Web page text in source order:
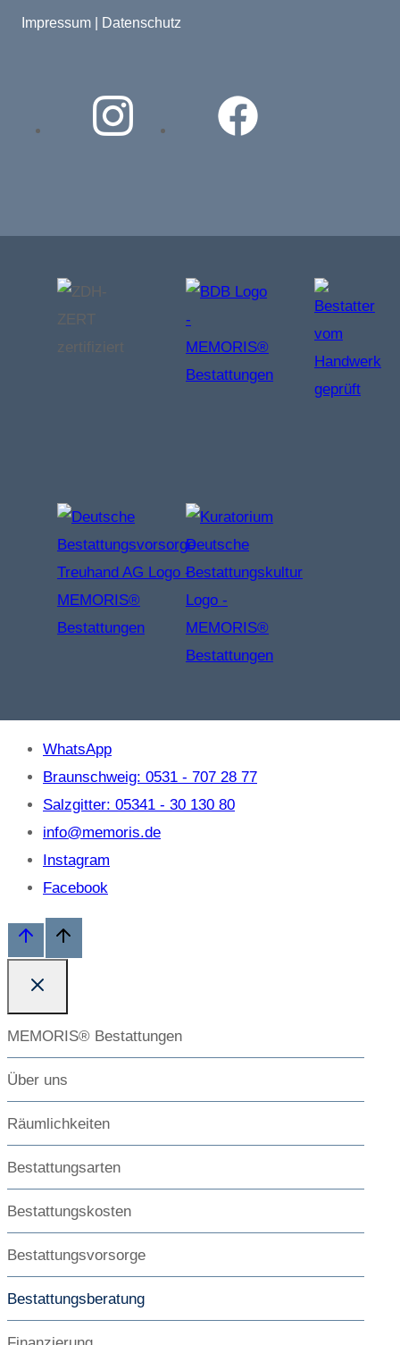
Impressum Datenschutz
WhatsApp
Braunschweig: 0531 - 707 28 77
Salzgitter: 05341 - 30 130 80
info@memoris.de
Instagram
Facebook
MEMORIS® Bestattungen
Über uns
Räumlichkeiten
Bestattungsarten
Bestattungskosten
Bestattungsvorsorge
Bestattungsberatung